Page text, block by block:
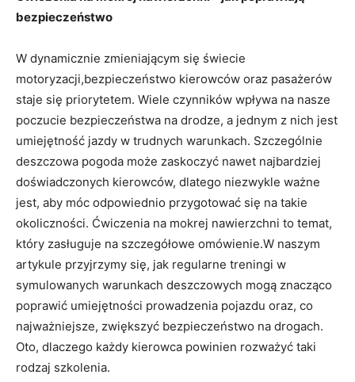
bezpieczeństwo
W dynamicznie zmieniającym się świecie
motoryzacji,bezpieczeństwo kierowców oraz pasażerów
staje się priorytetem. Wiele czynników wpływa na nasze
poczucie bezpieczeństwa na drodze, a jednym z nich jest
umiejętność jazdy w trudnych warunkach. Szczególnie
deszczowa pogoda może zaskoczyć nawet najbardziej
doświadczonych kierowców, dlatego niezwykle ważne
jest, aby móc odpowiednio przygotować się na takie
okoliczności. Ćwiczenia na mokrej nawierzchni to temat,
który zasługuje na szczegółowe omówienie.W naszym
artykule przyjrzymy się, jak regularne treningi w
symulowanych warunkach deszczowych mogą znacząco
poprawić umiejętności prowadzenia pojazdu oraz, co
najważniejsze, zwiększyć bezpieczeństwo na drogach.
Oto, dlaczego każdy kierowca powinien rozważyć taki
rodzaj szkolenia.